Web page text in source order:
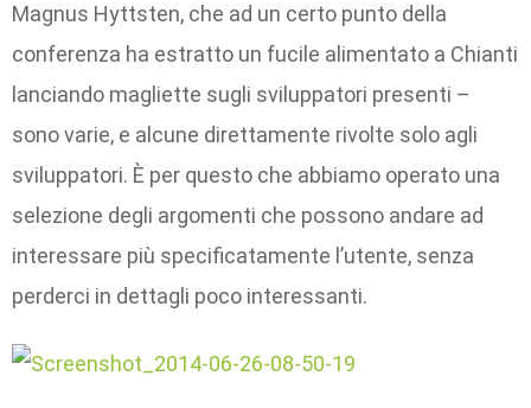
Magnus Hyttsten, che ad un certo punto della
conferenza ha estratto un fucile alimentato a Chianti
lanciando magliette sugli sviluppatori presenti –
sono varie, e alcune direttamente rivolte solo agli
sviluppatori. È per questo che abbiamo operato una
selezione degli argomenti che possono andare ad
interessare più specificatamente l’utente, senza
perderci in dettagli poco interessanti.